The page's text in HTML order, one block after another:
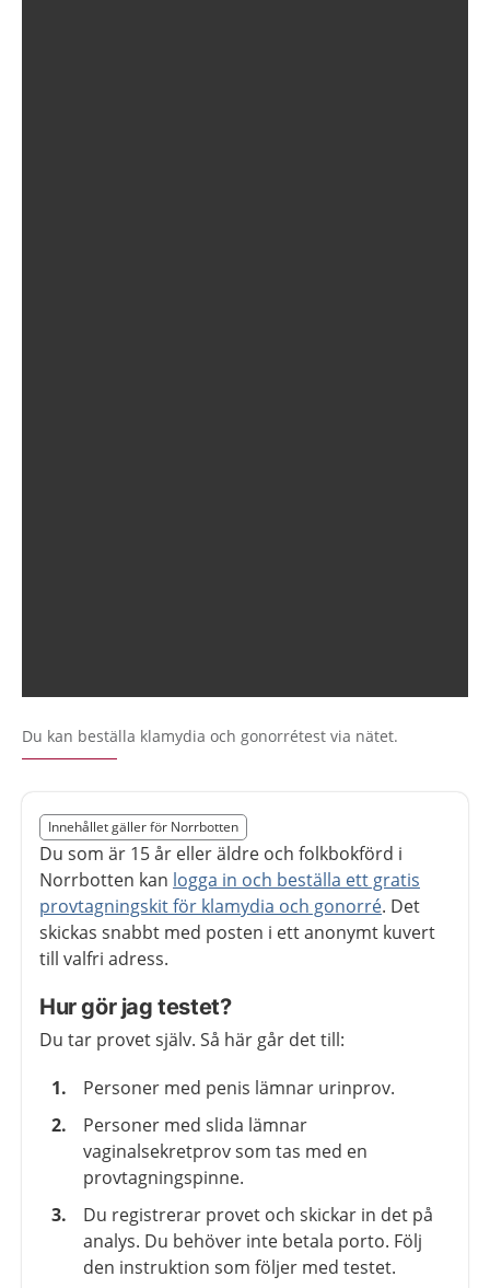
Du kan beställa klamydia och gonorrétest via nätet.
Nedan innehåll gäller region Norrbotten
Innehållet gäller för Norrbotten
Du som är 15 år eller äldre och folkbokförd i
Norrbotten kan logga in och beställa ett gratis
provtagningskit för klamydia och gonorré. Det
skickas snabbt med posten i ett anonymt kuvert
till valfri adress.
Hur gör jag testet?
Du tar provet själv. Så här går det till:
Personer med penis lämnar urinprov.
Personer med slida lämnar
vaginalsekretprov som tas med en
provtagningspinne.
Du registrerar provet och skickar in det på
analys. Du behöver inte betala porto. Följ
den instruktion som följer med testet.
Slut på det regionala tillägget från region Norrbotten